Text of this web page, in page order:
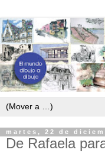
martes, 22 de
De Rafaela